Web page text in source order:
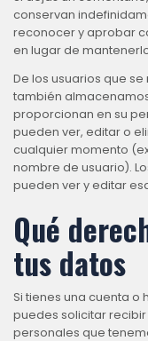
conservan
reconocer y aprobar
en lugar de
De los usuarios que
también
proporcionan en su
pueden ver, editar o
cualquier momento
nombre de usuario).
pueden ver y editar
Qué
tus datos
Si tienes una cuenta o
puedes solicitar
personales que